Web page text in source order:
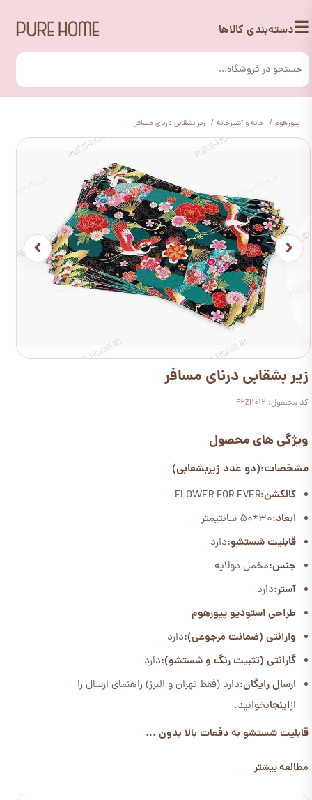
☰دسته‌بندی کالاها
پیورهوم خانه و آشپزخانه زیر بشقابی درنای مسافر
زیر بشقابی درنای مسافر
کد محصول: F2ZI1012
ویژگی های محصول
مشخصات:(دو عدد زیربشقابی)
کالکشن:FLOWER FOR EVER
ابعاد:30*50 سانتیمتر
قابلیت شستشو:دارد
جنس:مخمل دولایه
آستر:دارد
طراحی استودیو پیورهوم
وارانتی (ضمانت مرجوعی):دارد
گارانتی (تثبیت رنگ و شستشو):دارد
ارسال رایگان:دارد (فقط تهران و البرز) راهنمای ارسال را
ازاینجابخوانید.
قابلیت شستشو به دفعات بالا بدون ...
مطالعه بیشتر